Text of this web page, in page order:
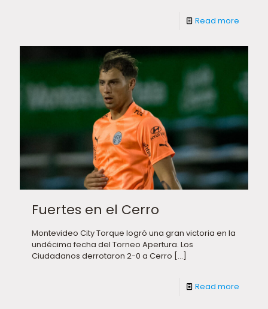
Read more
Fuertes en el Cerro
Montevideo City Torque logró una gran victoria en la
undécima fecha del Torneo Apertura. Los
Ciudadanos derrotaron 2-0 a Cerro […]
Read more